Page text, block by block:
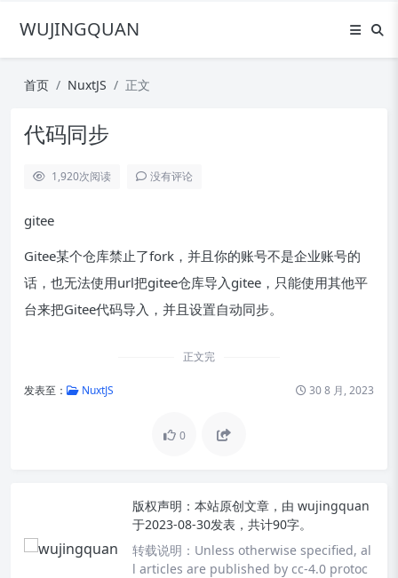
WUJINGQUAN
首页 NuxtJS 正文
代码同步
1,920次阅读 没有评论
gitee
Gitee某个仓库禁止了fork，并且你的账号不是企业账号的
话，也无法使用url把gitee仓库导入gitee，只能使用其他平
台来把Gitee代码导入，并且设置自动同步。
正文完
发表至： NuxtJS 30 8 月, 2023
0
版权声明： 本站原创文章，由 wujingquan
于2023-08-30发表，共计90字。
转载说明： Unless otherwise specified, al
l articles are published by cc-4.0 protoc